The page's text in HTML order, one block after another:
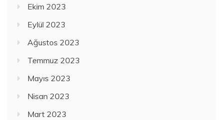
Ekim 2023
Eylül 2023
Ağustos 2023
Temmuz 2023
Mayıs 2023
Nisan 2023
Mart 2023